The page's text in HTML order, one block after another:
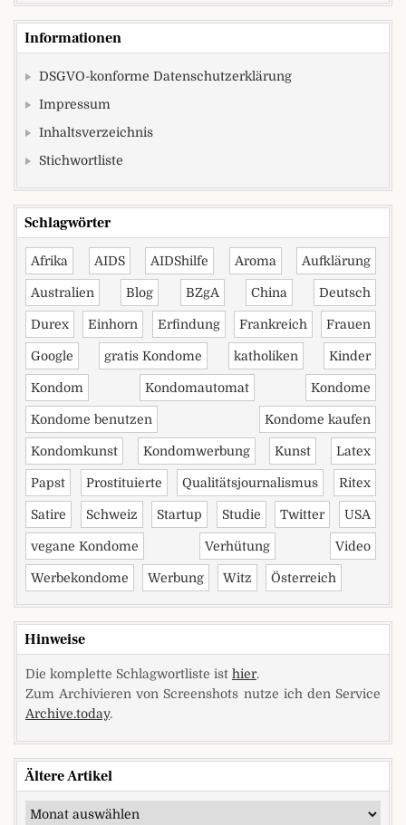
Informationen
DSGVO-konforme Datenschutzerklärung
Impressum
Inhaltsverzeichnis
Stichwortliste
Schlagwörter
Afrika AIDS AIDShilfe Aroma Aufklärung
Australien Blog BZgA China Deutsch
Durex Einhorn Erfindung Frankreich Frauen
Google gratis Kondome katholiken Kinder
Kondom Kondomautomat Kondome
Kondome benutzen Kondome kaufen
Kondomkunst Kondomwerbung Kunst Latex
Papst Prostituierte Qualitätsjournalismus Ritex
Satire Schweiz Startup Studie Twitter USA
vegane Kondome Verhütung Video
Werbekondome Werbung Witz Österreich
Hinweise
Die komplette Schlagwortliste ist hier.
Zum Archivieren von Screenshots nutze ich den Service
Archive.today.
Ältere Artikel
Ältere Artikel